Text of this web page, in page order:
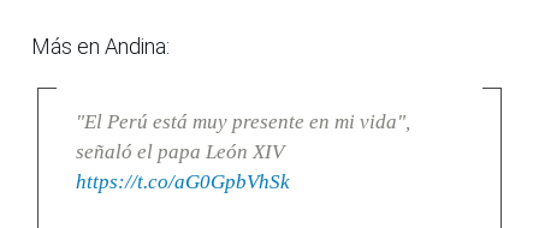
Más en Andina:
"El Perú está muy presente en mi vida",
señaló el papa León XIV
https://t.co/aG0GpbVhSk